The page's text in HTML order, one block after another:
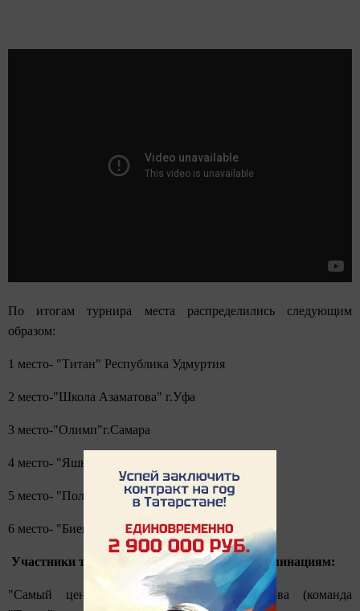
По итогам турнира места распределились следующим
образом:
1 место- "Титан" Республика Удмуртия
2 место-"Школа Азаматова" г.Уфа
3 место-"Олимп"г.Самара
4 место- "Яшьлек" г.Заинск
5 место- "Полярные волки" г.Якутск
6 место- "Биектау" р.ц. В.Гора
Участники турнира были награждены по номинациям:
"Самый ценный игрок"- Алла Миловидова (команда